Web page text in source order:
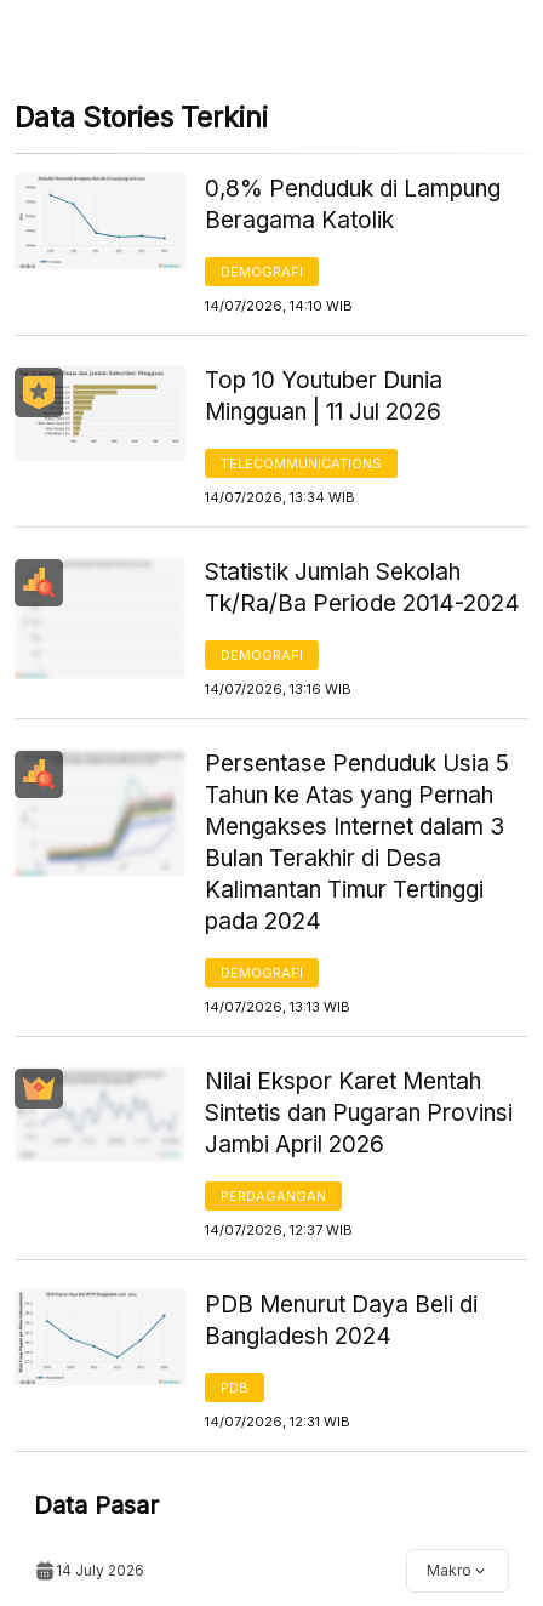
Data Stories Terkini
0,8% Penduduk di Lampung
Beragama Katolik
DEMOGRAFI
14/07/2026, 14:10 WIB
Top 10 Youtuber Dunia
Mingguan | 11 Jul 2026
TELECOMMUNICATIONS
14/07/2026, 13:34 WIB
Statistik Jumlah Sekolah
Tk/Ra/Ba Periode 2014-2024
DEMOGRAFI
14/07/2026, 13:16 WIB
Persentase Penduduk Usia 5
Tahun ke Atas yang Pernah
Mengakses Internet dalam 3
Bulan Terakhir di Desa
Kalimantan Timur Tertinggi
pada 2024
DEMOGRAFI
14/07/2026, 13:13 WIB
Nilai Ekspor Karet Mentah
Sintetis dan Pugaran Provinsi
Jambi April 2026
PERDAGANGAN
14/07/2026, 12:37 WIB
PDB Menurut Daya Beli di
Bangladesh 2024
PDB
14/07/2026, 12:31 WIB
Data Pasar
14 July 2026 Makro